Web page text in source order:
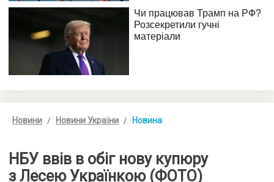
Новини Новини України Новина
НБУ ввів в обіг нову купюру
з Лесею Українкою (ФОТО)